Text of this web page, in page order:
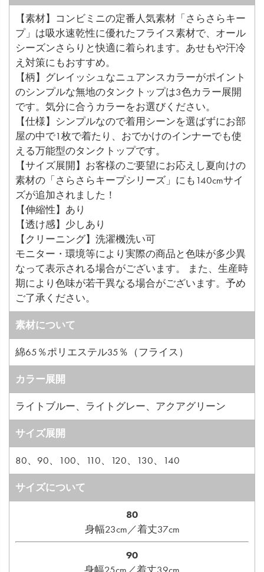
【素材】コンビミニの定番人気素材「さらさらキー
プ」は吸水速乾性に優れたフライス素材で、オール
シーズンさらりと快適に着られます。あせもや汗冷
え対策にもおすすめ。
【柄】グレイッシュなニュアンスカラーがポイント
のシンプルな無地のタンクトップは3色カラー展開
です。気分に合うカラーをお選びください。
【仕様】シンプルなので着用シーンを選ばずにお部
屋の中で1枚で着たり、おでかけのインナーでも使
える万能型のタンクトップです。
【サイズ展開】お客様のご要望にお応えし夏向けの
素材の「さらさらキープシリーズ」にも140cmサイ
ズが追加されました！
【伸縮性】あり
【透け感】少しあり
【クリーニング】洗濯機洗い可
モニター・環境等により実際の商品と色味が多少異
なって表示される場合がございます。 また、生産時
期により色味が若干異なる場合がございます。予め
ご了承ください。
素材について
綿65％ポリエステル35％（フライス）
カラー展開
ライトブルー、ライトグレー、アクアグリーン
サイズ展開
80、90、100、110、120、130、140
サイズについて
80
身幅23cm／着丈37cm
90
身幅25cm／着丈39cm